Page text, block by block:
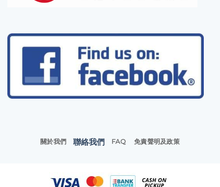
關於我們 聯絡我們 FAQ 免責聲明及政策